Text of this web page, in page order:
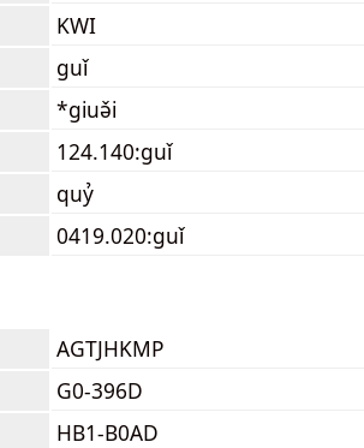
KWI
guǐ
*giuə̌i
124.140:guǐ
quỷ
0419.020:guǐ
AGTJHKMP
G0-396D
HB1-B0AD